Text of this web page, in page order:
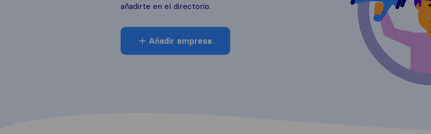
añadirte en el directorio.
Añadir empresa